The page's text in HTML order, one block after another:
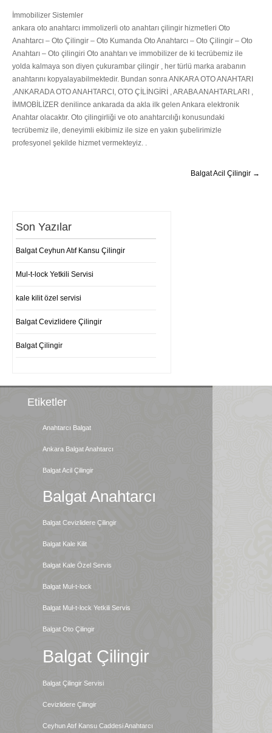
İmmobilizer Sistemler
ankara oto anahtarcı immolizerli oto anahtarı çilingir hizmetleri Oto
Anahtarcı – Oto Çilingir – Oto Kumanda Oto Anahtarcı – Oto Çilingir – Oto
Anahtarı – Oto çilingiri Oto anahtarı ve immobilizer de ki tecrübemiz ile
yolda kalmaya son diyen çukurambar çilingir , her türlü marka arabanın
anahtarını kopyalayabilmektedir. Bundan sonra ANKARA OTO ANAHTARI
,ANKARADA OTO ANAHTARCI, OTO ÇİLİNGİRİ , ARABA ANAHTARLARI ,
İMMOBİLİZER denilince ankarada da akla ilk gelen Ankara elektronik
Anahtar olacaktır. Oto çilingirliği ve oto anahtarcılığı konusundaki
tecrübemiz ile, deneyimli ekibimiz ile size en yakın şubelirimizle
profesyonel şekilde hizmet vermekteyiz. .
Balgat Acil Çilingir →
Son Yazılar
Balgat Ceyhun Atıf Kansu Çilingir
Mul-t-lock Yetkili Servisi
kale kilit özel servisi
Balgat Cevizlidere Çilingir
Balgat Çilingir
Etiketler
Anahtarcı Balgat
Ankara Balgat Anahtarcı
Balgat Acil Çilingir
Balgat Anahtarcı
Balgat Cevizlidere Çilingir
Balgat Kale Kilit
Balgat Kale Özel Servis
Balgat Mul-t-lock
Balgat Mul-t-lock Yetkili Servis
Balgat Oto Çilingir
Balgat Çilingir
Balgat Çilingir Servisi
Cevizlidere Çilingir
Ceyhun Atıf Kansu Caddesi Anahtarcı